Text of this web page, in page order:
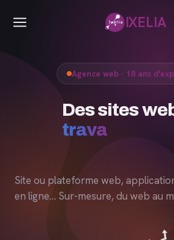
IXELIA
Agence web · 18 ans
Site ou plateforme web,
en ligne… Sur-mesure, du web au